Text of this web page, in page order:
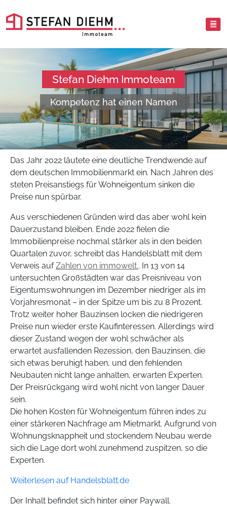
Stefan Diehm Immoteam
Kompetenz hat einen Namen
Das Jahr 2022 läutete eine deutliche Trendwende auf
dem deutschen Immobilienmarkt ein. Nach Jahren des
steten Preisanstiegs für Wohneigentum sinken die
Preise nun spürbar.
Aus verschiedenen Gründen wird das aber wohl kein
Dauerzustand bleiben. Ende 2022 fielen die
Immobilienpreise nochmal stärker als in den beiden
Quartalen zuvor, schreibt das Handelsblatt mit dem
Verweis aufZahlen von immowelt.. In 13 von 14
untersuchten Großstädten war das Preisniveau von
Eigentumswohnungen im Dezember niedriger als im
Vorjahresmonat – in der Spitze um bis zu 8 Prozent.
Trotz weiter hoher Bauzinsen locken die niedrigeren
Preise nun wieder erste Kaufinteressen. Allerdings wird
dieser Zustand wegen der wohl schwächer als
erwartet ausfallenden Rezession, den Bauzinsen, die
sich etwas beruhigt haben, und den fehlenden
Neubauten nicht lange anhalten, erwarten Experten.
Der Preisrückgang wird wohl nicht von langer Dauer
sein.
Die hohen Kosten für Wohneigentum führen indes zu
einer stärkeren Nachfrage am Mietmarkt. Aufgrund von
Wohnungsknappheit und stockendem Neubau werde
sich die Lage dort wohl zunehmend zuspitzen, so die
Experten.
Weiterlesen auf Handelsblatt.de
Der Inhalt befindet sich hinter einer Paywall.